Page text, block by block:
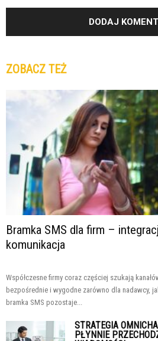
ZOBACZ TEŻ
Bramka SMS dla firm –
komunikacja
Współczesne firmy coraz częściej szukają
bezpośrednie i wygodne zarówno dla nadawcy,
bramka SMS pozostaje...
STRATEGIA
PŁYNNIE